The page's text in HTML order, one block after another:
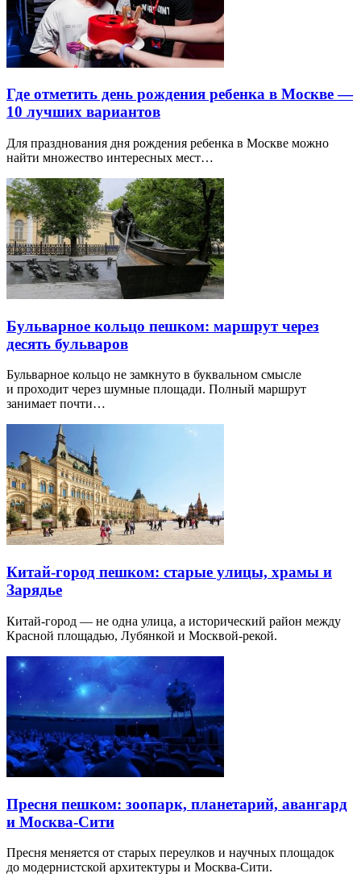
Где отметить день рождения ребенка в Москве —
10 лучших вариантов
Для празднования дня рождения ребенка в Москве можно
найти множество интересных мест…
Бульварное кольцо пешком: маршрут через
десять бульваров
Бульварное кольцо не замкнуто в буквальном смысле
и проходит через шумные площади. Полный маршрут
занимает почти…
Китай-город пешком: старые улицы, храмы и
Зарядье
Китай-город — не одна улица, а исторический район между
Красной площадью, Лубянкой и Москвой-рекой.
Пресня пешком: зоопарк, планетарий, авангард
и Москва-Сити
Пресня меняется от старых переулков и научных площадок
до модернистской архитектуры и Москва-Сити.